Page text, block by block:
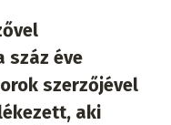
száz éve
szerzőjével
aki